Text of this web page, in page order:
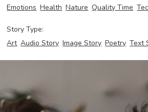
Emotions Health Nature Quality Time
Story Type:
Art Audio Story Image Story Poetry Text